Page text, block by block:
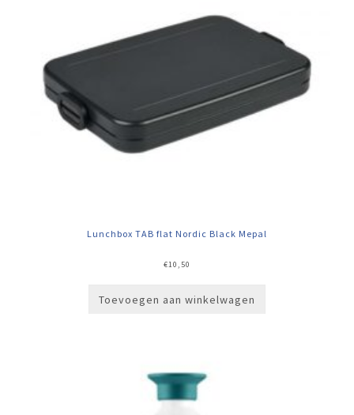
Lunchbox TAB flat Nordic Black Mepal
€10,50
Toevoegen aan winkelwagen